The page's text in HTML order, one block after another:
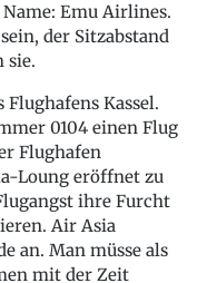
Emu Airlines.
der Sitzabstand
sie.
Kassel.
0104 einen Flug
Flughafen
Loung eröffnet zu
ihre Furcht
Air Asia
an. Man müsse als
mit der Zeit